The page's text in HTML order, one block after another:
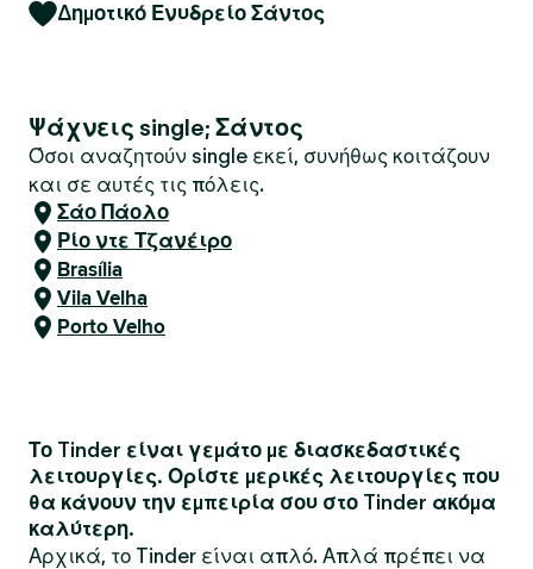
Δημοτικό Ενυδρείο Σάντος
Ψάχνεις single; Σάντος
Όσοι αναζητούν single εκεί, συνήθως κοιτάζουν
και σε αυτές τις πόλεις.
Σάο Πάολο
Ρίο ντε Τζανέιρο
Brasília
Vila Velha
Porto Velho
Το Tinder είναι γεμάτο με διασκεδαστικές
λειτουργίες. Ορίστε μερικές λειτουργίες που
θα κάνουν την εμπειρία σου στο Tinder ακόμα
καλύτερη.
Αρχικά, το Tinder είναι απλό. Απλά πρέπει να